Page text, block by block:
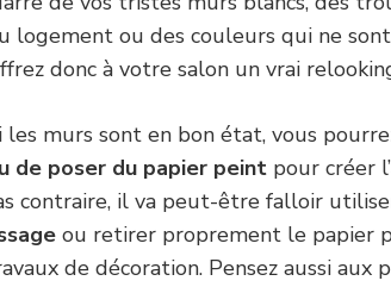
logement ou des couleurs qui ne
donc à votre salon un vrai
les murs sont en bon état, vous
de poser du papier peint pour créer
contraire, il va peut-être falloir
ou retirer proprement le papier
de décoration. Pensez aussi